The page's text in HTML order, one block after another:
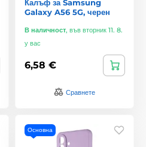
Калъф за Samsung
Galaxy A56 5G, черен
В наличност, във вторник 11. 8.
у вас
6,58 €
Сравнете
Основна